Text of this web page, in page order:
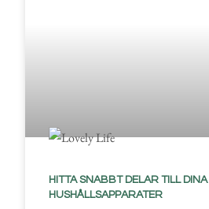
HITTA SNABBT DELAR TILL DINA
HUSHÅLLSAPPARATER